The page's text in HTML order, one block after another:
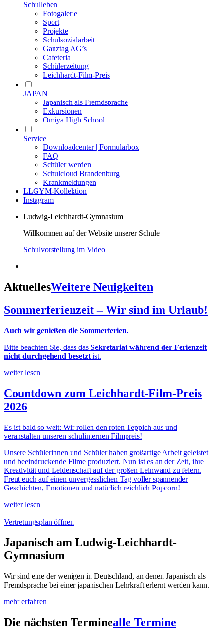
Schulleben
Fotogalerie
Sport
Projekte
Schulsozialarbeit
Ganztag AG’s
Cafeteria
Schülerzeitung
Leichhardt-Film-Preis
JAPAN
Japanisch als Fremdsprache
Exkursionen
Omiya High School
Service
Downloadcenter | Formularbox
FAQ
Schüler werden
Schulcloud Brandenburg
Krankmeldungen
LLGYM-Kollektion
Instagram
Ludwig-Leichhardt-Gymnasium
Willkommen auf der Website unserer Schule
Schulvorstellung im Video
AktuellesWeitere Neuigkeiten
Sommerferienzeit – Wir sind im Urlaub!
Auch wir genießen die Sommerferien.
Bitte beachten Sie, dass das Sekretariat während der Ferienzeit
nicht durchgehend besetzt ist.
weiter lesen
Countdown zum Leichhardt-Film-Preis
2026
Es ist bald so weit: Wir rollen den roten Teppich aus und
veranstalten unseren schulinternen Filmpreis!
Unsere Schülerinnen und Schüler haben großartige Arbeit geleistet
und beeindruckende Filme produziert. Nun ist es an der Zeit, ihre
Kreativität und Leidenschaft auf der großen Leinwand zu feiern.
Freut euch auf einen unvergesslichen Tag voller spannender
Geschichten, Emotionen und natürlich reichlich Popcorn!
weiter lesen
Vertretungsplan öffnen
Japanisch am Ludwig-Leichhardt-
Gymnasium
Wir sind eine der wenigen in Deutschland, an denen Japanisch als
Fremdsprache bei einer japanischen Lehrkraft erlernt werden kann.
mehr erfahren
Die nächsten Terminealle Termine